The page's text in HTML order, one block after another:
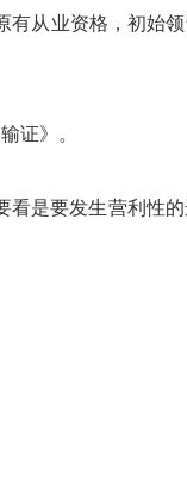
从业资格，初始
证》。
是要发生营利性